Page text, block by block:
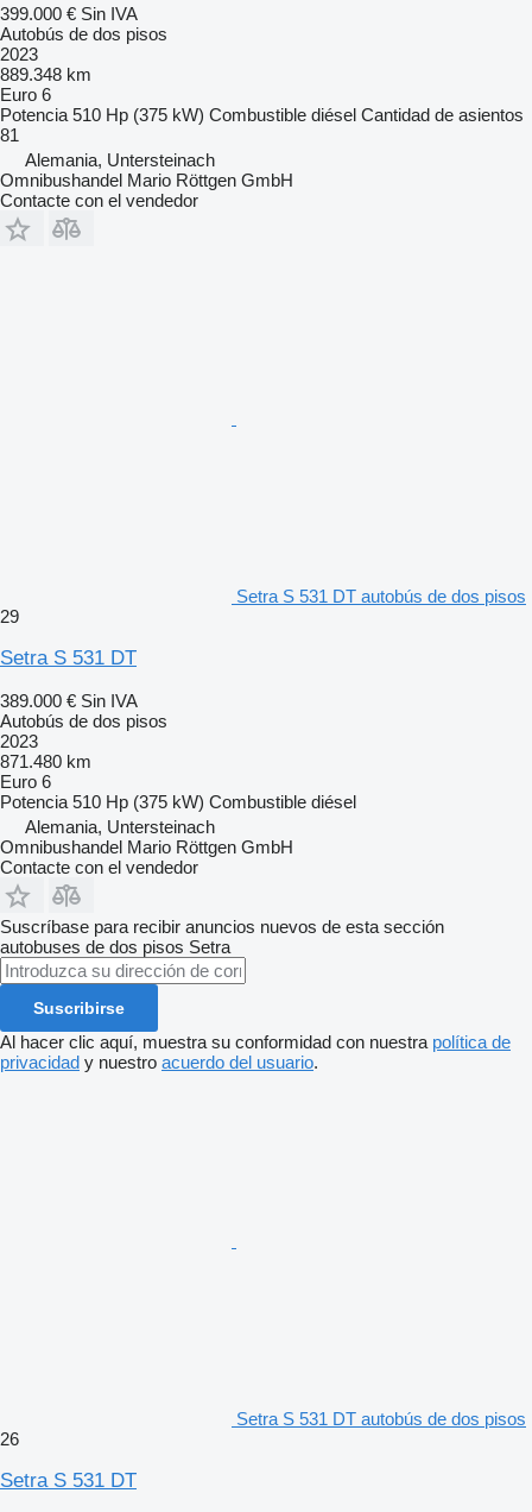
399.000 € Sin IVA
Autobús de dos pisos
2023
889.348 km
Euro 6
Potencia 510 Hp (375 kW) Combustible diésel Cantidad de asientos
81
Alemania, Untersteinach
Omnibushandel Mario Röttgen GmbH
Contacte con el vendedor
Setra S 531 DT autobús de dos pisos
29
Setra S 531 DT
389.000 € Sin IVA
Autobús de dos pisos
2023
871.480 km
Euro 6
Potencia 510 Hp (375 kW) Combustible diésel
Alemania, Untersteinach
Omnibushandel Mario Röttgen GmbH
Contacte con el vendedor
Suscríbase para recibir anuncios nuevos de esta sección
autobuses de dos pisos Setra
Suscribirse
Al hacer clic aquí, muestra su conformidad con nuestra política de
privacidad y nuestro acuerdo del usuario.
Setra S 531 DT autobús de dos pisos
26
Setra S 531 DT